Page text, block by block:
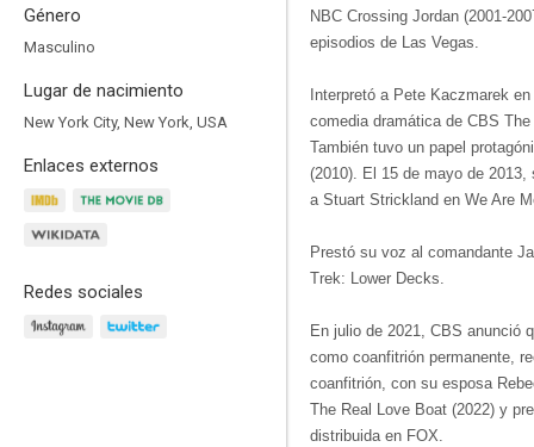
Género
Masculino
Lugar de nacimiento
New York City, New York, USA
Enlaces externos
Redes sociales
NBC Crossing Jordan (2001-
episodios de Las Vegas.
Interpretó a Pete Kaczmarek
comedia dramática de CBS
También tuvo un papel
(2010). El 15 de mayo de
a Stuart Strickland en We Are
Prestó su voz al comandante
Trek: Lower Decks.
En julio de 2021, CBS anunció
como coanfitrión permanente,
coanfitrión, con su esposa
The Real Love Boat (2022) y
distribuida en FOX.